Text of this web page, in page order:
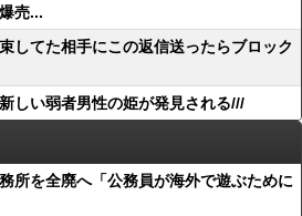
売...
してた相手にこの返信送ったらブロック
しい弱者男性の姫が発見される///
所を全廃へ「公務員が海外で遊ぶために